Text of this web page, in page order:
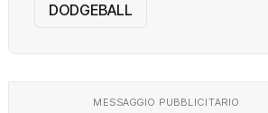
DODGEBALL
MESSAGGIO PUBBLICITARIO